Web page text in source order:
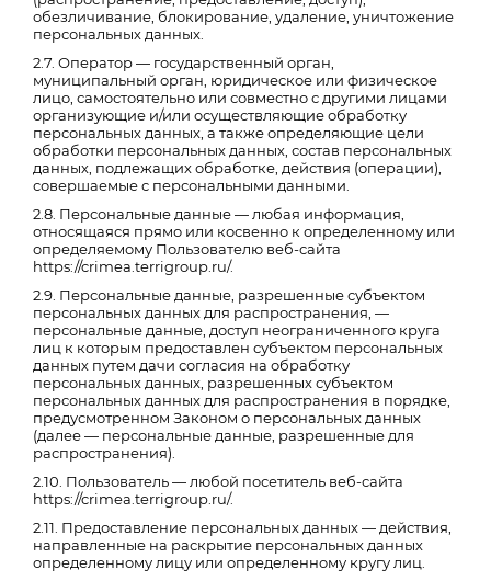
обезличивание, блокирование, удаление, уничтожение
персональных данных.
2.7. Оператор — государственный орган,
муниципальный орган, юридическое или физическое
лицо, самостоятельно или совместно с другими лицами
организующие и/или осуществляющие обработку
персональных данных, а также определяющие цели
обработки персональных данных, состав персональных
данных, подлежащих обработке, действия (операции),
совершаемые с персональными данными.
2.8. Персональные данные — любая информация,
относящаяся прямо или косвенно к определенному или
определяемому Пользователю веб-сайта
https://crimea.terrigroup.ru/.
2.9. Персональные данные, разрешенные субъектом
персональных данных для распространения, —
персональные данные, доступ неограниченного круга
лиц к которым предоставлен субъектом персональных
данных путем дачи согласия на обработку
персональных данных, разрешенных субъектом
персональных данных для распространения в порядке,
предусмотренном Законом о персональных данных
(далее — персональные данные, разрешенные для
распространения).
2.10. Пользователь — любой посетитель веб-сайта
https://crimea.terrigroup.ru/.
2.11. Предоставление персональных данных — действия,
направленные на раскрытие персональных данных
определенному лицу или определенному кругу лиц.